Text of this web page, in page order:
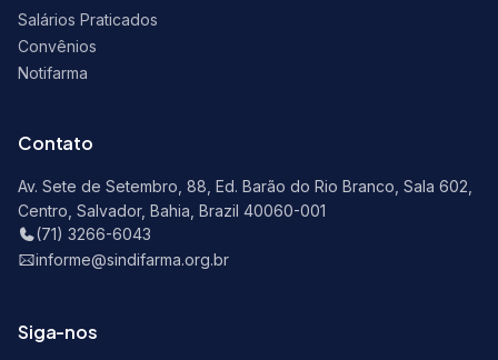
Salários Praticados
Convênios
Notifarma
Contato
Av. Sete de Setembro, 88, Ed. Barão do Rio Branco, Sala 602,
Centro, Salvador, Bahia, Brazil 40060-001
(71) 3266-6043
informe@sindifarma.org.br
Siga-nos